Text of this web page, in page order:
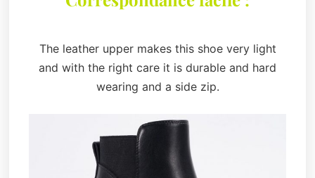
The leather upper makes this shoe very light
and with the right care it is durable and hard
wearing and a side zip.